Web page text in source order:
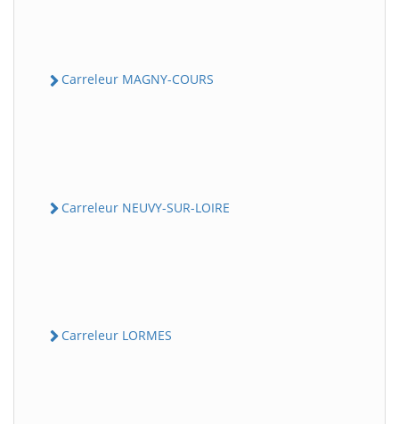
Carreleur MAGNY-COURS
Carreleur NEUVY-SUR-LOIRE
Carreleur LORMES